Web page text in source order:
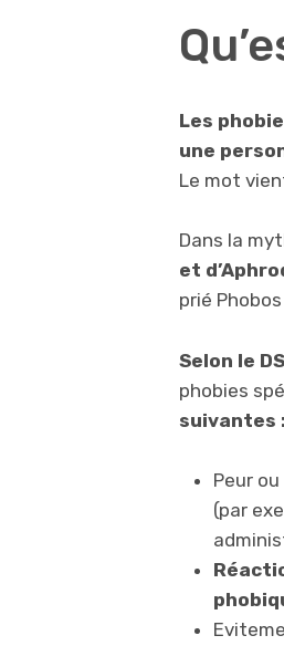
Les
une
Le mot
Dans la
et
prié
Selon le
phobies
suivantes :
Peur
(par